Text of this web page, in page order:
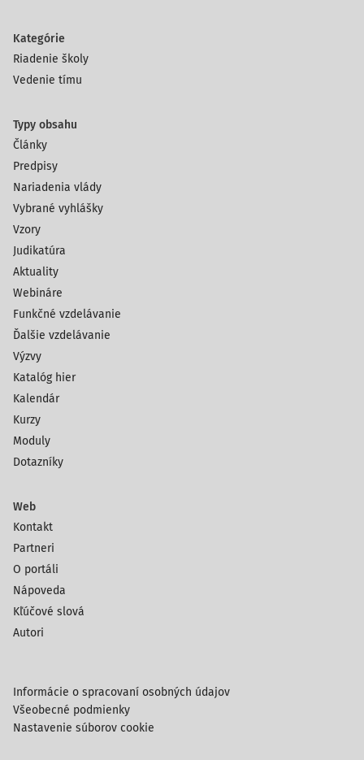
Kategórie
Riadenie školy
Vedenie tímu
Typy obsahu
Články
Predpisy
Nariadenia vlády
Vybrané vyhlášky
Vzory
Judikatúra
Aktuality
Webináre
Funkčné vzdelávanie
Ďalšie vzdelávanie
Výzvy
Katalóg hier
Kalendár
Kurzy
Moduly
Dotazníky
Web
Kontakt
Partneri
O portáli
Nápoveda
Kľúčové slová
Autori
Informácie o spracovaní osobných údajov
Všeobecné podmienky
Nastavenie súborov cookie